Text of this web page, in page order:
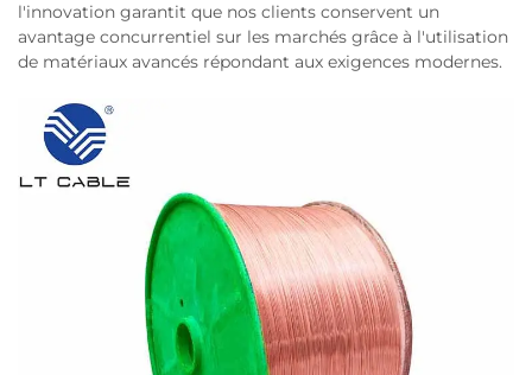
l'innovation garantit que nos clients conservent un
avantage concurrentiel sur les marchés grâce à l'utilisation
de matériaux avancés répondant aux exigences modernes.